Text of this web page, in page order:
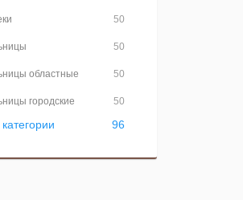
50
50
50
областные
50
городские
96